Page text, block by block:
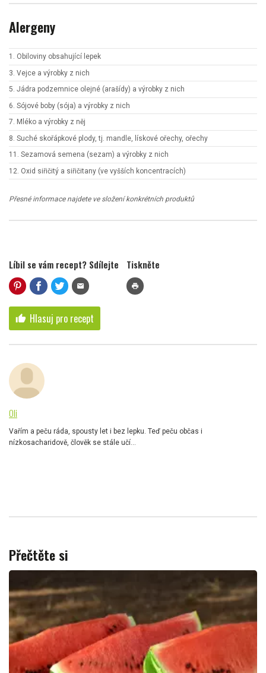
Alergeny
1. Obiloviny obsahující lepek
3. Vejce a výrobky z nich
5. Jádra podzemnice olejné (arašídy) a výrobky z nich
6. Sójové boby (sója) a výrobky z nich
7. Mléko a výrobky z něj
8. Suché skořápkové plody, tj. mandle, lískové ořechy, ořechy
11. Sezamová semena (sezam) a výrobky z nich
12. Oxid siřičitý a siřičitany (ve vyšších koncentracích)
Přesné informace najdete ve složení konkrétních produktů
Líbil se vám recept? Sdílejte
mail
Tiskněte
print
thumb_up Hlasuj pro recept
Oli
Vařím a peču ráda, spousty let i bez lepku. Teď peču občas i
nízkosacharidově, člověk se stále učí...
Přečtěte si